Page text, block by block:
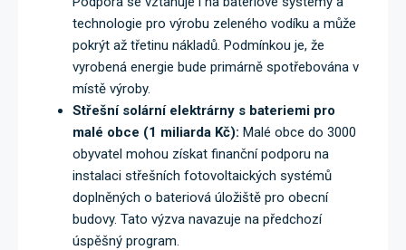
technologie pro výrobu zeleného vodíku a může
pokrýt až třetinu nákladů. Podmínkou je, že
vyrobená energie bude primárně spotřebována v
místě výroby.
Střešní solární elektrárny s bateriemi pro
malé obce (1 miliarda Kč): Malé obce do 3000
obyvatel mohou získat finanční podporu na
instalaci střešních fotovoltaických systémů
doplněných o bateriová úložiště pro obecní
budovy. Tato výzva navazuje na předchozí
úspěšný program.